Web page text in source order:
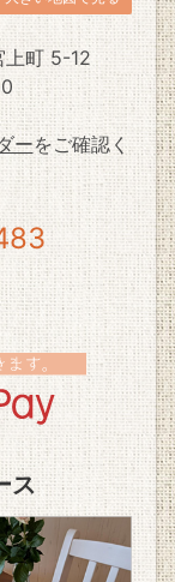
上町 5-12
ーをご確認く
ス